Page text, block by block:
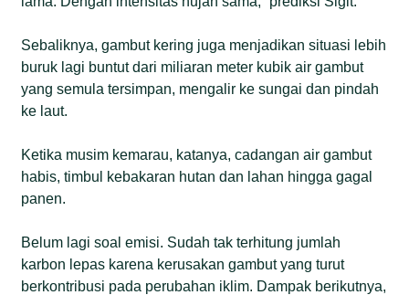
Sebaliknya, gambut kering juga menjadikan situasi lebih
buruk lagi buntut dari miliaran meter kubik air gambut
yang semula tersimpan, mengalir ke sungai dan pindah
ke laut.
Ketika musim kemarau, katanya, cadangan air gambut
habis, timbul kebakaran hutan dan lahan hingga gagal
panen.
Belum lagi soal emisi. Sudah tak terhitung jumlah
karbon lepas karena kerusakan gambut yang turut
berkontribusi pada perubahan iklim. Dampak berikutnya,